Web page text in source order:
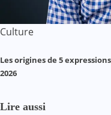
Culture
Les origines de 5
2026
Lire aussi